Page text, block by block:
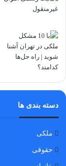
دسته بندی ها
ملکی
حقوقی